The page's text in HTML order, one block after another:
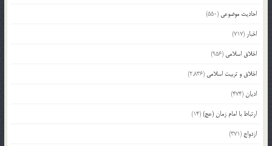
احادیث موضوعی (550)
اخبار (717)
اخلاق اسلامی (956)
اخلاق و تربیت اسلامی (2,836)
ادیان (474)
ارتباط با امام زمان (عج)(14)
ازدواج (371)